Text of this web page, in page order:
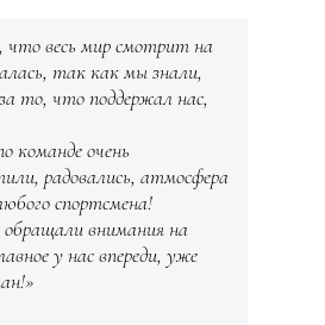
что весь мир смотрит на
так как мы знали,
то, что поддержал нас,
команде очень
радовались, атмосфера
спортсмена!
внимания на
у нас впереди, уже